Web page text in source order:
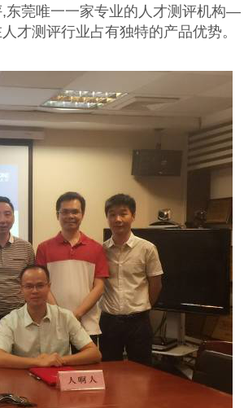
莞唯一一家专业的人才测评机构—
才测评行业占有独特的产品优势。